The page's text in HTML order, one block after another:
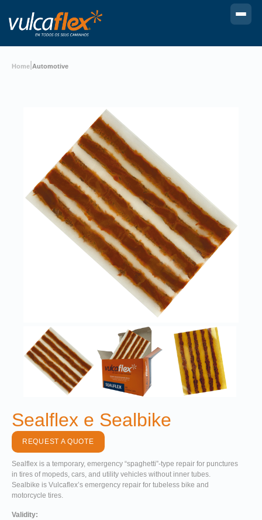
Home Automotive
Sealflex e Sealbike
REQUEST A QUOTE
Sealflex is a temporary, emergency “spaghetti”-type repair for punctures
in tires of mopeds, cars, and utility vehicles without inner tubes.
Sealbike is Vulcaflex’s emergency repair for tubeless bike and
motorcycle tires.
Validity: